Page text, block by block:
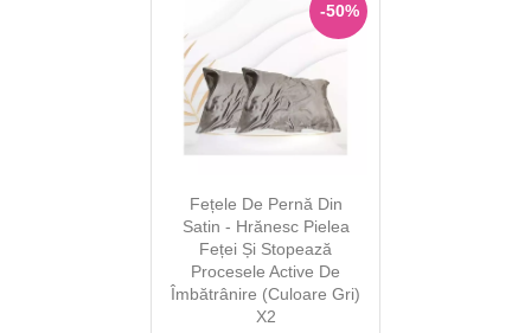
Fețele De Pernă Din
Satin - Hrănesc Pielea
Feței Și Stopează
Procesele Active De
Îmbătrânire (culoare Gri)
X2
-50%